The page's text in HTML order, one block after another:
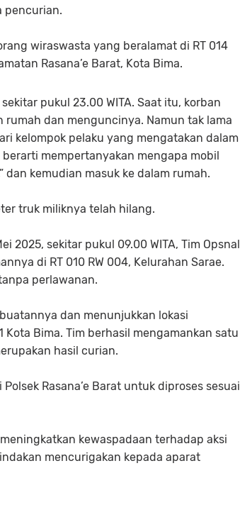
pencurian.
wiraswasta yang beralamat di RT 014
Rasana’e Barat, Kota Bima.
pukul 23.00 WITA. Saat itu, korban
rumah dan menguncinya. Namun tak lama
kelompok pelaku yang mengatakan dalam
berarti mempertanyakan mengapa mobil
dan kemudian masuk ke dalam rumah.
truk miliknya telah hilang.
2025, sekitar pukul 09.00 WITA, Tim Opsnal
di RT 010 RW 004, Kelurahan Sarae.
perlawanan.
dan menunjukkan lokasi
Bima. Tim berhasil mengamankan satu
hasil curian.
Rasana’e Barat untuk diproses sesuai
kewaspadaan terhadap aksi
mencurigakan kepada aparat